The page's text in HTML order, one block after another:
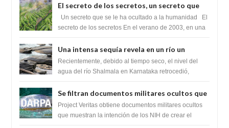
El secreto de los secretos, un secreto que
cambiaría por completo el destino de la
humanidad
Un secreto que se le ha ocultado a la humanidad El
secreto de los secretos En el verano de 2003, en una
Una intensa sequía revela en un río un
impresionante hallazgo de miles de Shiva
Lingas
Recientemente, debido al tiempo seco, el nivel del
agua del río Shalmala en Karnataka retrocedió,
Se filtran documentos militares ocultos que
muestran la intención de los NIH de crear el
SARS-CoV-2, utilizando la investigación de
Project Veritas obtiene documentos militares ocultos
que muestran la intención de los NIH de crear el